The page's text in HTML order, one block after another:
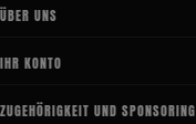
ÜBER UNS
IHR KONTO
ZUGEHÖRIGKEIT UND SPONSORING